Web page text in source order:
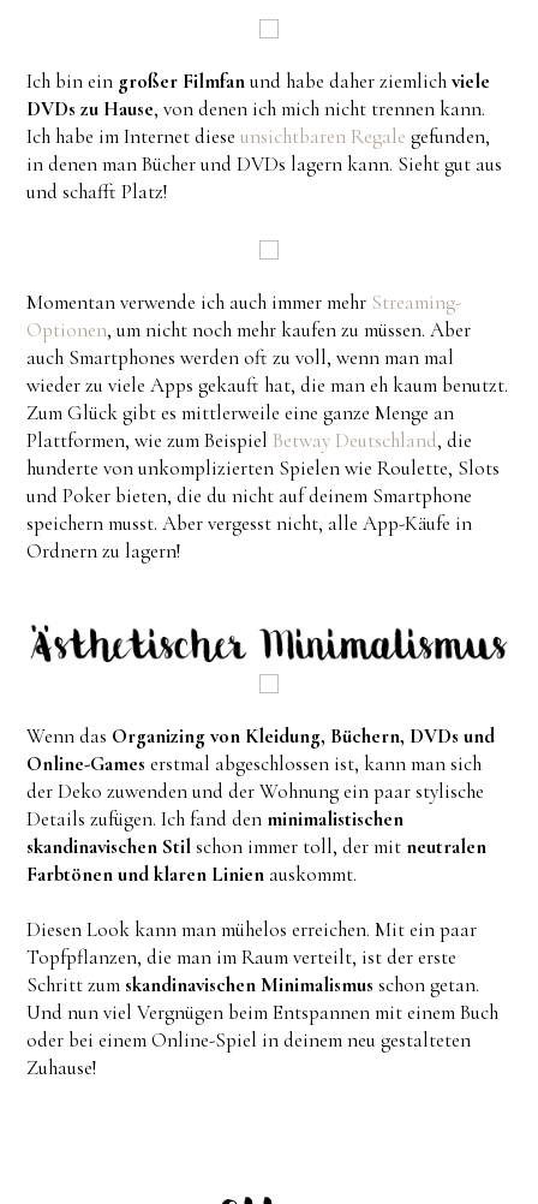
Ich bin ein großer Filmfanund habe daher ziemlichviele
DVDs zu Hause, von denen ich mich nicht trennen kann.
Ich habe im Internet dieseunsichtbaren Regale gefunden,
in denen man Bücher und DVDs lagern kann. Sieht gut aus
und schafft Platz!
Momentan verwende ich auch immer mehr Streaming-
Optionen, um nicht noch mehr kaufen zu müssen. Aber
auch Smartphones werden oft zu voll, wenn man mal
wieder zu viele Apps gekauft hat, die man eh kaum benutzt.
Zum Glück gibt es mittlerweile eine ganze Menge an
Plattformen, wie zum Beispiel Betway Deutschland, die
hunderte von unkomplizierten Spielen wie Roulette, Slots
und Poker bieten, die du nicht auf deinem Smartphone
speichern musst. Aber vergesst nicht, alle App-Käufe in
Ordnern zu lagern!
Wenn das Organizing von Kleidung, Büchern, DVDs und
Online-Games erstmal abgeschlossen ist, kann man sich
der Deko zuwenden und der Wohnung ein paar stylische
Details zufügen. Ich fand denminimalistischen
skandinavischen Stilschon immer toll, der mitneutralen
Farbtönen und klaren Linien auskommt.
Diesen Look kann man mühelos erreichen. Mit ein paar
Topfpflanzen, die man im Raum verteilt, ist der erste
Schritt zum skandinavischen Minimalismus schon getan.
Und nun viel Vergnügen beim Entspannen mit einem Buch
oder bei einem Online-Spiel in deinem neu gestalteten
Zuhause!